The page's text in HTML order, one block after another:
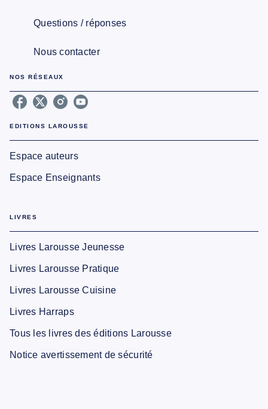
Questions / réponses
Nous contacter
NOS RÉSEAUX
EDITIONS LAROUSSE
Espace auteurs
Espace Enseignants
LIVRES
Livres Larousse Jeunesse
Livres Larousse Pratique
Livres Larousse Cuisine
Livres Harraps
Tous les livres des éditions Larousse
Notice avertissement de sécurité